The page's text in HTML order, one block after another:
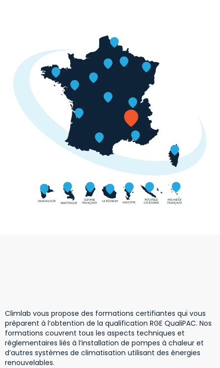
Climlab vous propose des formations certifiantes qui vous
préparent à l’obtention de la qualification RGE QualiPAC. Nos
formations couvrent tous les aspects techniques et
réglementaires liés à l’installation de pompes à chaleur et
d’autres systèmes de climatisation utilisant des énergies
renouvelables.